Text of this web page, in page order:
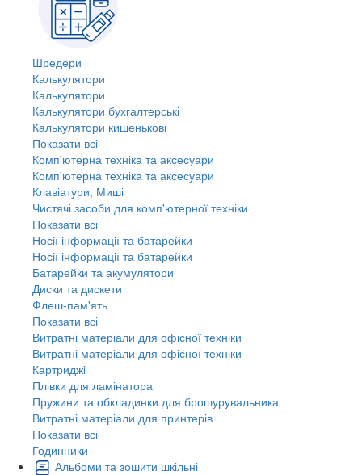
Шредери
Калькулятори
Калькулятори
Калькулятори бухгалтерські
Калькулятори кишенькові
Показати всі
Комп'ютерна техніка та аксесуари
Комп'ютерна техніка та аксесуари
Клавіатури, Миші
Чистячі засоби для комп'ютерної техніки
Показати всі
Носії інформації та батарейки
Носії інформації та батарейки
Батарейки та акумулятори
Диски та дискети
Флеш-пам'ять
Показати всі
Витратні матеріали для офісної техніки
Витратні матеріали для офісної техніки
Картриджi
Плівки для ламінатора
Пружини та обкладинки для брошурувальника
Витратні матеріали для принтерів
Показати всі
Годинники
Альбоми та зошити шкільні